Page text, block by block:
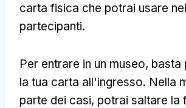
carta fisica che potrai usare
partecipanti.
Per entrare in un museo, basta
la tua carta all'ingresso. Nella
parte dei casi, potrai saltare la